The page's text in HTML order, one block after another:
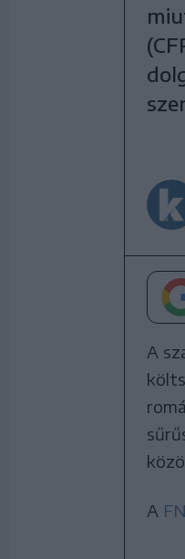
A
A